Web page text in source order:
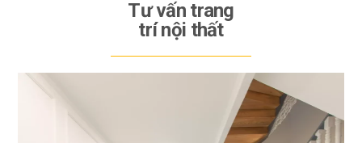
Tư vấn trang
trí nội thất